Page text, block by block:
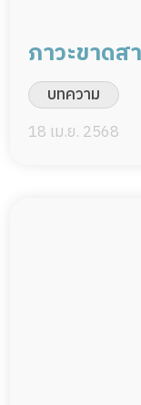
ภาวะขาดส
บทความ
18 เม.ย. 2568